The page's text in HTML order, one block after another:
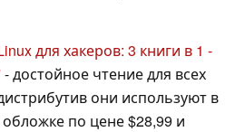
для хакеров: 3 книги в 1 -
- достойное чтение для всех
они используют в
по цене $28,99 и